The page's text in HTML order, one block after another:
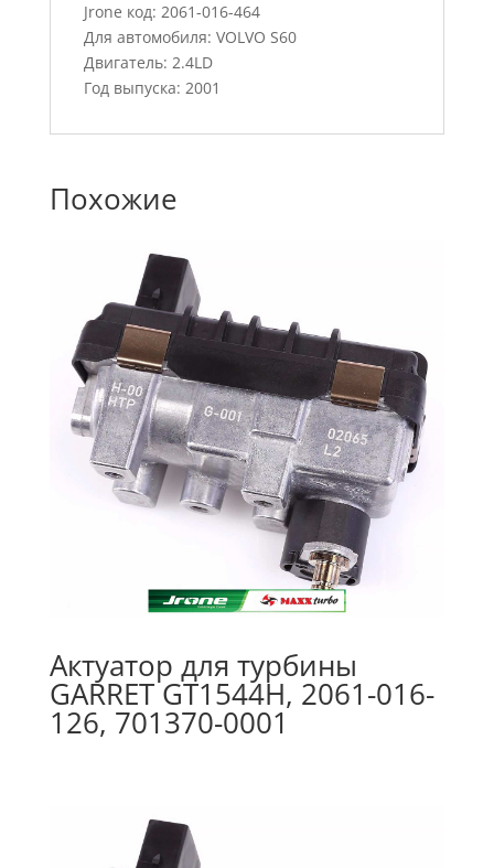
Jrone код: 2061-016-464
Для автомобиля: VOLVO S60
Двигатель: 2.4LD
Год выпуска: 2001
Похожие
Актуатор для турбины
GARRET GT1544H, 2061-016-
126, 701370-0001